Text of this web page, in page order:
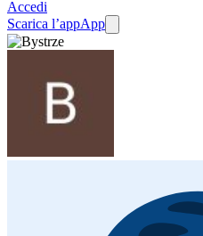
Accedi
Scarica l’appApp